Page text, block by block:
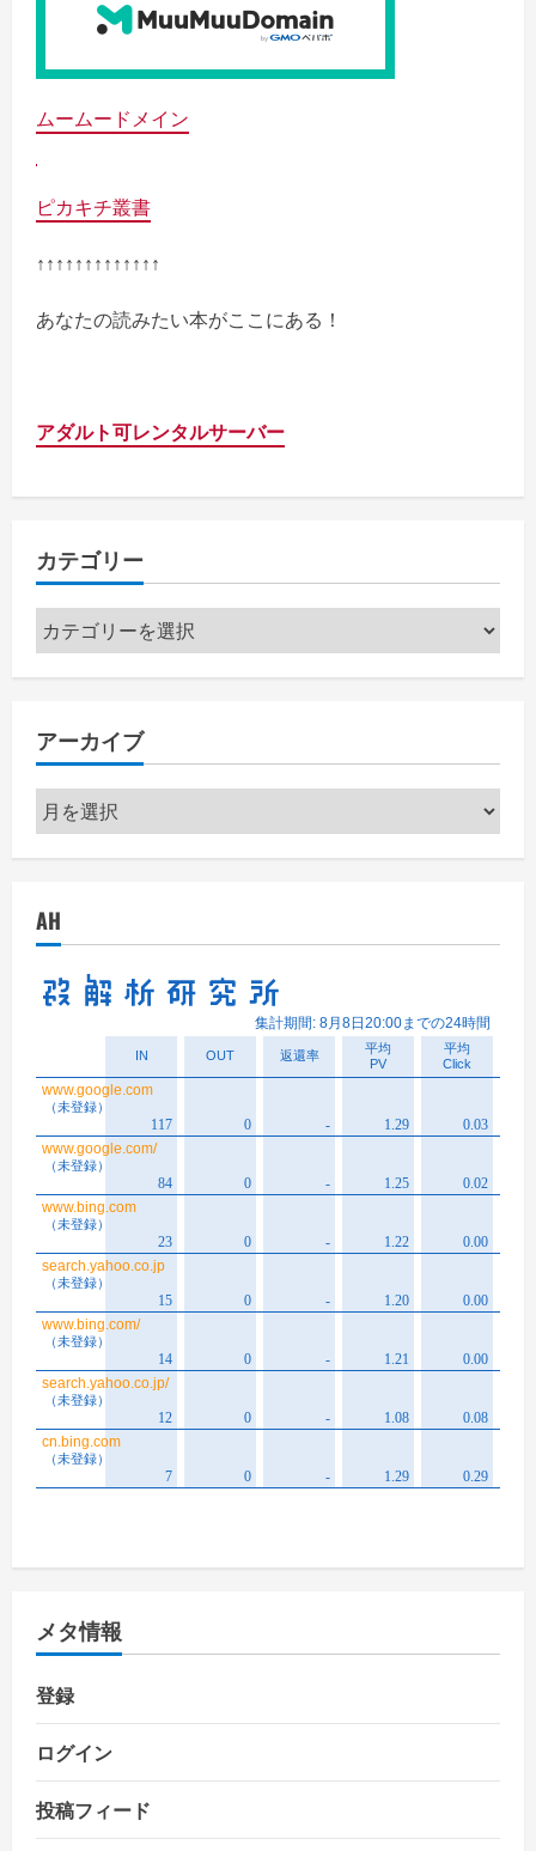
ムームードメイン
ピカキチ叢書
↑↑↑↑↑↑↑↑↑↑↑↑↑
あなたの読みたい本がここにある！
アダルト可レンタルサーバー
カテゴリー
カ
テ
ー
アーカイブ
ア
ー
ブ
AH
メタ情報
登録
ログイン
投稿フィード